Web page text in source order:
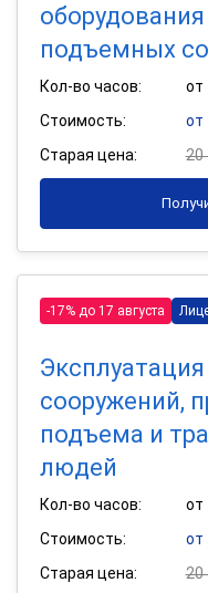
подъемных
Кол-во часов:
от
Стоимость:
от
Старая цена:
20
-17% до 17 августа
сооружений,
подъема и
людей
Кол-во часов:
от
Стоимость:
от
Старая цена:
20